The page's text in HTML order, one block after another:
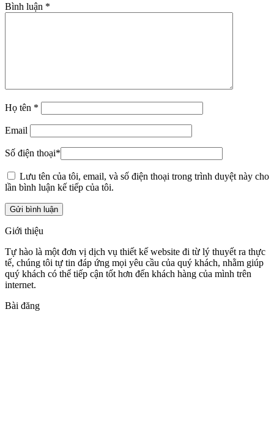
Bình luận *
Họ tên *
Email
Số điện thoại*
Lưu tên của tôi, email, và số điện thoại trong trình duyệt này cho
lần bình luận kế tiếp của tôi.
Giới thiệu
Tự hào là một đơn vị dịch vụ thiết kế website đi từ lý thuyết ra thực
tế, chúng tôi tự tin đáp ứng mọi yêu cầu của quý khách, nhằm giúp
quý khách có thể tiếp cận tốt hơn đến khách hàng của mình trên
internet.
Bài đăng